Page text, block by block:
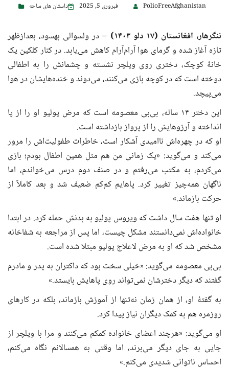
PolioFreeAfghanistan فبروری 5, 2025 داستان های ساحه
ننگرهار، افغانستان (۱۷ دلو ۱۴۰۳) – در ولسوالی بهسود، بعدازظهر
تازه آغاز شده و گرمای هوا آرام‌آرام کاهش می‌یابد. در کنار کلکین یک
خانهٔ کوچک، دختری روی ویلچر نشسته و چشمانش را به اطفالی
دوخته است که در کوچه بازی می‌کنند، می‌دوند و خنده‌هایشان در هوا
می‌پیچد.
این دختر ۱۴ ساله، بی‌بی معصومه است که مرض پولیو او را از پا
انداخته و آرزوهایش را از پرواز بازداشته است.
او که در چهره‌اش ناامیدی آشکار است، خاطرات طفولیت‌اش را مرور
می‌کند و می‌گوید: «یک زمانی من هم مثل همین اطفال بودم؛ بازی
می‌کردم، به مکتب می‌رفتم و در صنف دوم درس می‌خواندم، اما
ناگهان همه‌چیز تغییر کرد. پاهایم کم‌کم ضعیف شد و بعد کاملاً از
حرکت بازماند.»
او تنها هفت سال داشت که ویروس پولیو به بدنش حمله کرد. در ابتدا
خانواده‌اش نمی‌دانستند مشکل چیست، اما پس از مراجعه به شفاخانه
مشخص شد که او به مرض لاعلاج پولیو مبتلا شده است.
بی‌بی معصومه می‌گوید: «خیلی سخت بود که داکتران به پدر و مادرم
گفتند که دیگر دخترشان نمی‌تواند روی پاهایش بایستد.»
به گفتهٔ او، از همان زمان نه‌تنها از آموزش بازماند، بلکه در کارهای
روزمره هم به کمک دیگران نیاز پیدا کرد.
او می‌گوید: «هرچند اعضای خانواده کمکم می‌کنند و مرا با ویلچر از
جایی به جای دیگر می‌برند، اما وقتی به همسالانم نگاه می‌کنم،
احساس ناتوانی شدیدی می‌کنم.»